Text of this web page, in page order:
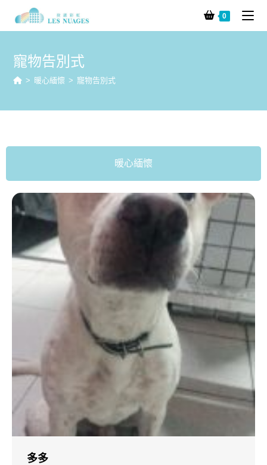
0
寵物告別式
> 暖心緬懷 > 寵物告別式
暖心緬懷
多多